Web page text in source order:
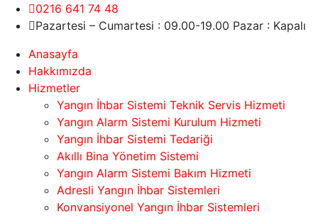
0216 641 74 48
Pazartesi – Cumartesi : 09.00-19.00 Pazar : Kapalı
Anasayfa
Hakkımızda
Hizmetler
Yangın İhbar Sistemi Teknik Servis Hizmeti
Yangın Alarm Sistemi Kurulum Hizmeti
Yangın İhbar Sistemi Tedariği
Akıllı Bina Yönetim Sistemi
Yangın Alarm Sistemi Bakım Hizmeti
Adresli Yangın İhbar Sistemleri
Konvansiyonel Yangın İhbar Sistemleri